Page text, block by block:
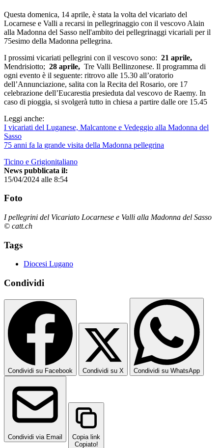
Questa domenica, 14 aprile, è stata la volta del vicariato del
Locarnese e Valli a recarsi in pellegrinaggio con il vescovo Alain
alla Madonna del Sasso nell'ambito dei pellegrinaggi vicariali per il
75esimo della Madonna pellegrina.
I prossimi vicariati pellegrini con il vescovo sono: 21 aprile,
Mendrisiotto; 28 aprile, Tre Valli Bellinzonese. Il programma di
ogni evento è il seguente: ritrovo alle 15.30 all’oratorio
dell’Annunciazione, salita con la Recita del Rosario, ore 17
celebrazione dell’Eucarestia presieduta dal vescovo de Raemy. In
caso di pioggia, si svolgerà tutto in chiesa a partire dalle ore 15.45
Leggi anche:
I vicariati del Luganese, Malcantone e Vedeggio alla Madonna del
Sasso
75 anni fa la grande visita della Madonna pellegrina
Ticino e Grigionitaliano
News pubblicata il:
15/04/2024 alle 8:54
Foto
I pellegrini del Vicariato Locarnese e Valli alla Madonna del Sasso
© catt.ch
Tags
Diocesi Lugano
Condividi
Condividi su Facebook Condividi su X Condividi su WhatsApp
Condividi via Email
Copia link
Copiato!